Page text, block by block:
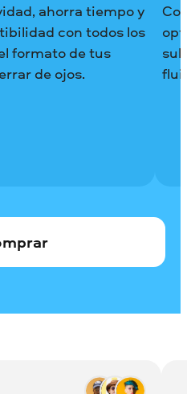
ahorra tiempo y
con todos los
formato de tus
de ojos.